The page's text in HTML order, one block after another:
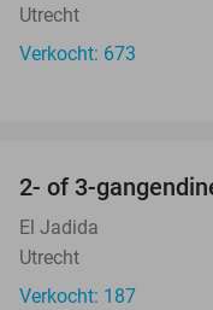
Utrecht
Verkocht: 673
2- of 3-
El Jadida
Utrecht
Verkocht: 187